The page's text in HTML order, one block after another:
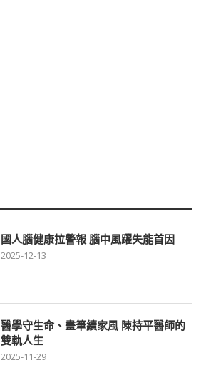
國人腦健康拉警報 腦中風躍失能首因
2025-12-13
醫學守生命、畫筆續家風 陳持平醫師的
雙軌人生
2025-11-29